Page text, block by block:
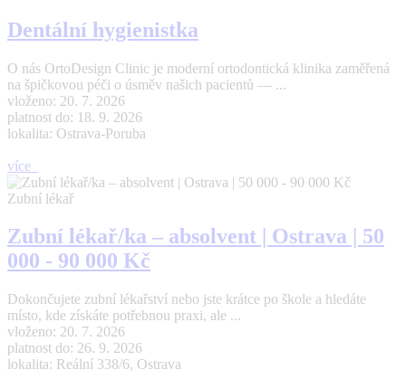
Dentální hygienistka
O nás OrtoDesign Clinic je moderní ortodontická klinika zaměřená
na špičkovou péči o úsměv našich pacientů — ...
vloženo: 20. 7. 2026
platnost do: 18. 9. 2026
lokalita: Ostrava-Poruba
více
Zubní lékař
Zubní lékař/ka – absolvent | Ostrava | 50
000 - 90 000 Kč
Dokončujete zubní lékařství nebo jste krátce po škole a hledáte
místo, kde získáte potřebnou praxi, ale ...
vloženo: 20. 7. 2026
platnost do: 26. 9. 2026
lokalita: Reální 338/6, Ostrava